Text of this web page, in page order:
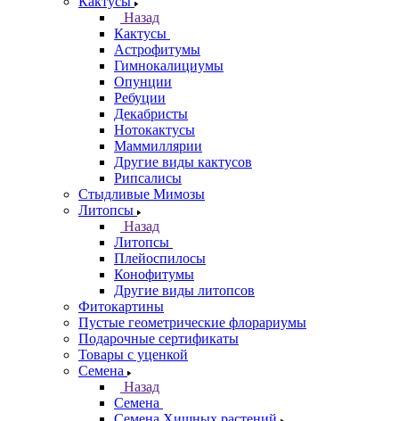
Назад
Кактусы
Астрофитумы
Гимнокалициумы
Опунции
Ребуции
Декабристы
Нотокактусы
Маммиллярии
Другие виды кактусов
Рипсалисы
Стыдливые Мимозы
Литопсы
Назад
Литопсы
Плейоспилосы
Конофитумы
Другие виды литопсов
Фитокартины
Пустые геометрические флорариумы
Подарочные сертификаты
Товары с уценкой
Семена
Назад
Семена